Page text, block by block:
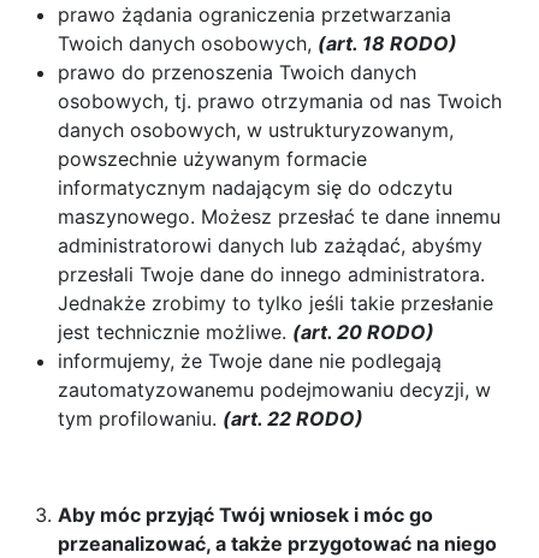
prawo żądania ograniczenia przetwarzania
Twoich danych osobowych, (art. 18 RODO)
prawo do przenoszenia Twoich danych
osobowych, tj. prawo otrzymania od nas Twoich
danych osobowych, w ustrukturyzowanym,
powszechnie używanym formacie
informatycznym nadającym się do odczytu
maszynowego. Możesz przesłać te dane innemu
administratorowi danych lub zażądać, abyśmy
przesłali Twoje dane do innego administratora.
Jednakże zrobimy to tylko jeśli takie przesłanie
jest technicznie możliwe. (art. 20 RODO)
informujemy, że Twoje dane nie podlegają
zautomatyzowanemu podejmowaniu decyzji, w
tym profilowaniu. (art. 22 RODO)
Aby móc przyjąć Twój wniosek i móc go
przeanalizować, a także przygotować na niego